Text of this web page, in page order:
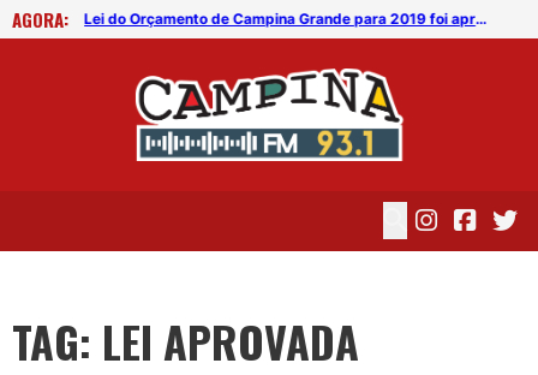
AGORA:
Lei do Orçamento de Campina Grande para 2019 foi aprovada pela CMCG Lei do Orçamento de Campina Grande para 2019 foi aprovada pela CMCG
TAG: LEI APROVADA